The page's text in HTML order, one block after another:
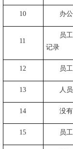
10 办
11
员
记录
12 员
13 人
14 没
15 员